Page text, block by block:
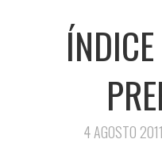
4 AGOSTO 2011